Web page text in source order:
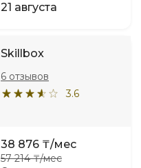
21 августа
Skillbox
3.6
6 отзывов
38 876 ₸/мес
57 214 ₸/мес